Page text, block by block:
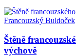
Francouzský Buldoček
Štěně
výchově